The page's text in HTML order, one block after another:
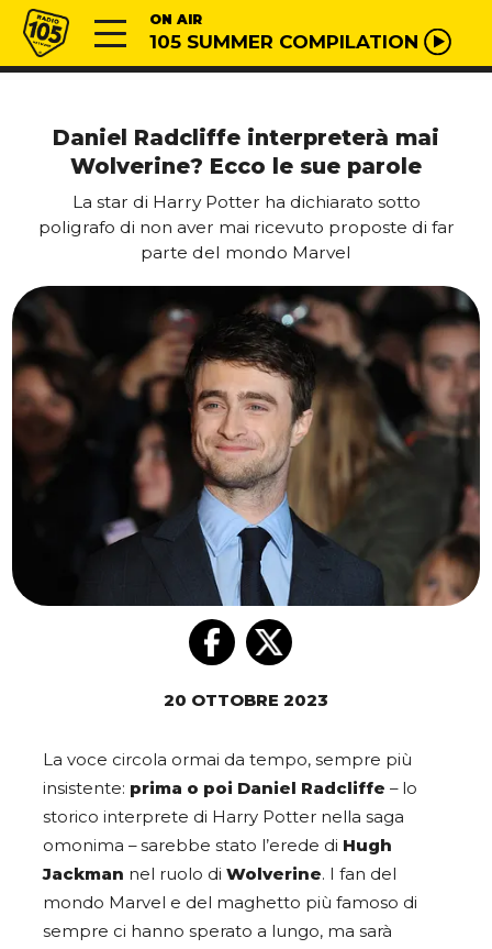
Vai al contenuto
Radio 105 ON AIR
105 SUMMER COMPILATION
Daniel Radcliffe interpreterà mai
Wolverine? Ecco le sue parole
La star di Harry Potter ha dichiarato sotto
poligrafo di non aver mai ricevuto proposte di far
parte del mondo Marvel
20 OTTOBRE 2023
La voce circola ormai da tempo, sempre più
insistente: prima o poi Daniel Radcliffe – lo
storico interprete di Harry Potter nella saga
omonima – sarebbe stato l’erede di Hugh
Jackman nel ruolo di Wolverine. I fan del
mondo Marvel e del maghetto più famoso di
sempre ci hanno sperato a lungo, ma sarà